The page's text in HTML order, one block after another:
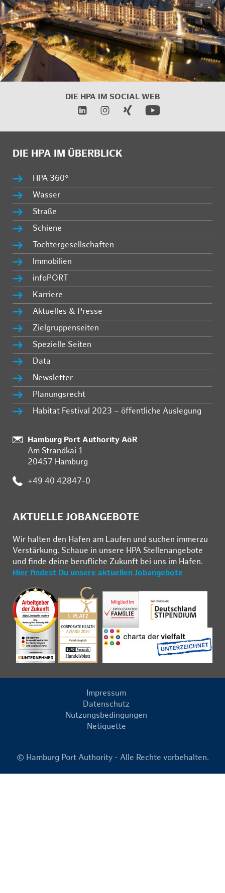
DIE HPA IM SOCIAL WEB
DIE HPA IM ÜBERBLICK
HPA 360°
Wasser
Straße
Schiene
Tochtergesellschaften
Immobilien
infoPORT
Karriere
Aktuelles & Presse
Zielgruppenseiten
Spezielle Seiten
Data
Newsletter
Planungsrecht
Habitat Festival 2023 – öffentliche Auslegung
:
Hamburg Port Authority AöR
Am Strandkai 1
20457 Hamburg
: +49 40 42847-0
AKTUELLE JOBANGEBOTE
Wir hal­ten den Ha­fen am Lau­fen und su­chen im­mer­zu
Ver­stär­kung. Schau­e in un­se­re HPA Stel­len­an­ge­bo­te
und fin­de deine be­ruf­li­che Zu­kunft bei uns im Ha­fen.
Hier findest Du unsere aktuellen Jobangebote
Impressum
Datenschutz
Nutzungsbedingungen
Netiquette
© Hamburg Port Authority - Alle Rechte vorbehalten.